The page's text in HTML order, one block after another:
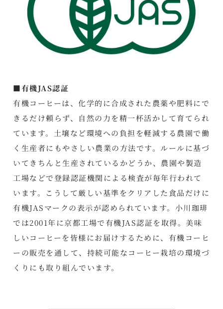
■有機JAS認証
有機コーヒーは、化学的に合成された農薬や肥料にで
きるだけ頼らず、自然の力を精一杯活かして育てられ
ています。土壌など環境への負担を軽減する農園で働
く生産者にもやさしい農業の方法です。ルールに基づ
いてきちんと生産されているかどうか、農園や製造
工場などで登録認証機関による検査が毎年行われて
います。こうして厳しい基準をクリアした食品だけに
有機JASマークの表示が認められています。小川珈琲
では2001年に京都工場で有機JAS認証を取得。美味
しいコーヒーを皆様にお届けするために、有機コーヒ
ーの販売を通して、持続可能なコーヒー栽培の環境づ
くりにも取り組んでいます。